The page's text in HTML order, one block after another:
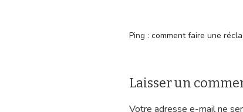
Ping : comment faire une
Laisser un
Votre adresse e-mail ne